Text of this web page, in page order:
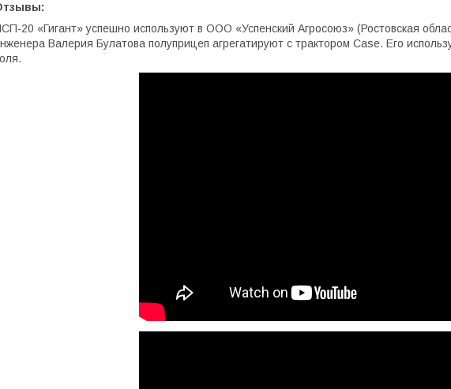
20 «Гигант» успешно используют в ООО «Успенский Агросоюз» (Ростовская
Валерия Булатова полуприцеп агрегатируют с трактором Case. Его